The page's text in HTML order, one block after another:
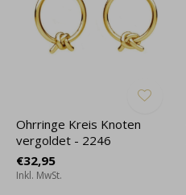
Ohrringe Kreis Knoten
vergoldet - 2246
€32,95
Inkl. MwSt.